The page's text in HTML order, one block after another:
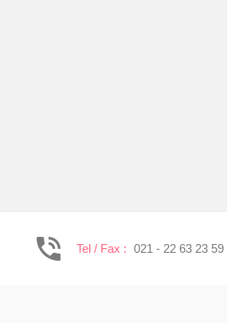
Tel / Fax : 021 - 22 63 23